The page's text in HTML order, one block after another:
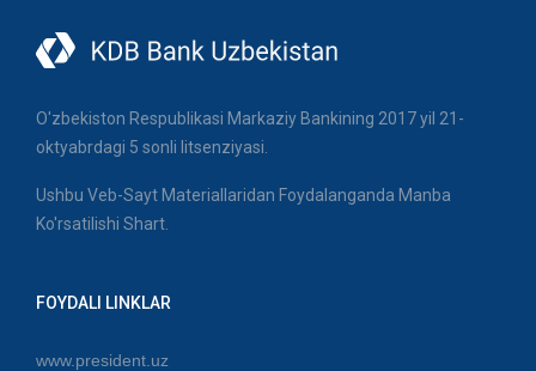
O'zbekiston Respublikasi Markaziy Bankining 2017 yil 21-
oktyabrdagi 5 sonli litsenziyasi.
Ushbu Veb-Sayt Materiallaridan Foydalanganda Manba
Ko'rsatilishi Shart.
FOYDALI LINKLAR
www.president.uz